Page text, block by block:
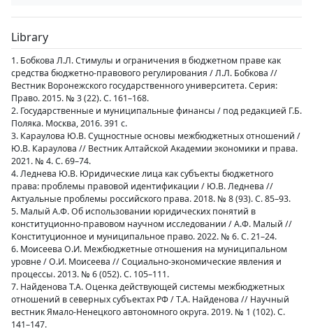
Library
1. Бобкова Л.Л. Стимулы и ограничения в бюджетном праве как
средства бюджетно-правового регулирования / Л.Л. Бобкова //
Вестник Воронежского государственного университета. Серия:
Право. 2015. № 3 (22). С. 161–168.
2. Государственные и муниципальные финансы / под редакцией Г.Б.
Поляка. Москва, 2016. 391 с.
3. Караулова Ю.В. Сущностные основы межбюджетных отношений /
Ю.В. Караулова // Вестник Алтайской Академии экономики и права.
2021. № 4. С. 69–74.
4. Леднева Ю.В. Юридические лица как субъекты бюджетного
права: проблемы правовой идентификации / Ю.В. Леднева //
Актуальные проблемы российского права. 2018. № 8 (93). С. 85–93.
5. Малый А.Ф. Об использовании юридических понятий в
конституционно-правовом научном исследовании / А.Ф. Малый //
Конституционное и муниципальное право. 2022. № 6. С. 21–24.
6. Моисеева О.И. Межбюджетные отношения на муниципальном
уровне / О.И. Моисеева // Социально-экономические явления и
процессы. 2013. № 6 (052). С. 105–111.
7. Найденова Т.А. Оценка действующей системы межбюджетных
отношений в северных субъектах РФ / Т.А. Найденова // Научный
вестник Ямало-Ненецкого автономного округа. 2019. № 1 (102). С.
141–147.